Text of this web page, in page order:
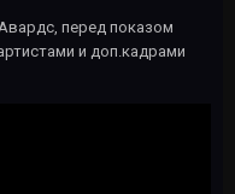
перед показом
и доп.кадрами